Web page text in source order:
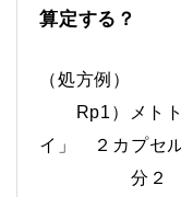
算定する？
（処方例）
Rp1）メトト
イ」 ２カプセ
分２